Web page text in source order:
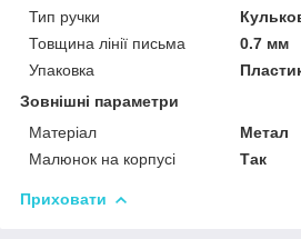
Тип ручки
Товщина лінії письма
0.7 мм
Упаковка
Зовнішні параметри
Матеріал
Метал
Малюнок на корпусі
Так
Приховати